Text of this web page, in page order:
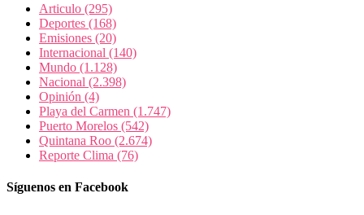
Articulo (295)
Deportes (168)
Emisiones (20)
Internacional (140)
Mundo (1.128)
Nacional (2.398)
Opinión (4)
Playa del Carmen (1.747)
Puerto Morelos (542)
Quintana Roo (2.674)
Reporte Clima (76)
Síguenos en Facebook